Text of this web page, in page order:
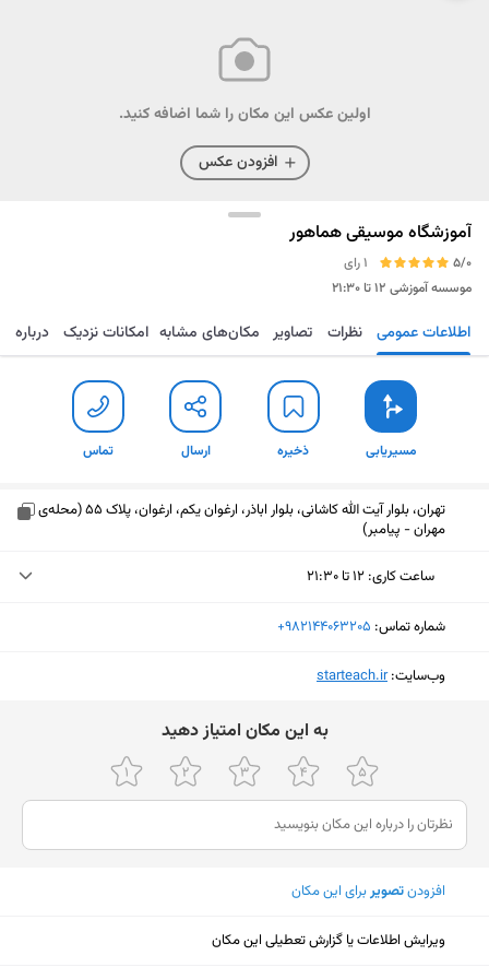
اولین عکس این مکان را شما اضافه کنید.
افزودن عکس
آموزشگاه موسیقی هماهور
5/0
1 رای
موسسه آموزشی ۱۲ تا ۲۱:۳۰
مسیریابی ذخیره ارسال تماس اطلاعات عمومی نظرات تصاویر مکان‌های مشابه امکانات نزدیک درباره
مسیریابی ذخیره ارسال تماس
تهران، بلوار آیت الله کاشانی، بلوار اباذر، ارغوان یکم، ارغوان، پلاک 55 (محله‌ی
مهران - پیامبر)
ساعت کاری: ۱۲ تا ۲۱:۳۰
دوشنبه (امروز)
جمعه
ثبت نشده
شنبه
۱۲:۳۰ تا ۲۱:۳۰
یکشنبه
شماره تماس: ‎+982144063205
وب‌سایت:‎starteach.ir
ﺑﻪ اﯾﻦ ﻣﮑﺎن اﻣﺘﯿﺎز دﻫﯿﺪ
افزودنتصویربرای این مکان
ویرایش اطلاعات یا گزارش تعطیلی این مکان